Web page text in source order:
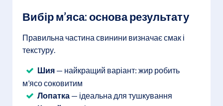
Вибір м’яса: основа результату
Правильна частина свинини визначає смак і
текстуру.
Шия — найкращий варіант: жир робить
м’ясо соковитим
Лопатка — ідеальна для тушкування